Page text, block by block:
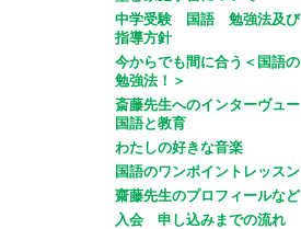
中学受験 国語 勉強法及び
指導方針
今からでも間に合う＜国語の
勉強法！＞
斎藤先生へのインターヴュー
国語と教育
わたしの好きな音楽
国語のワンポイントレッスン
齋藤先生のプロフィールなど
入会 申し込みまでの流れ